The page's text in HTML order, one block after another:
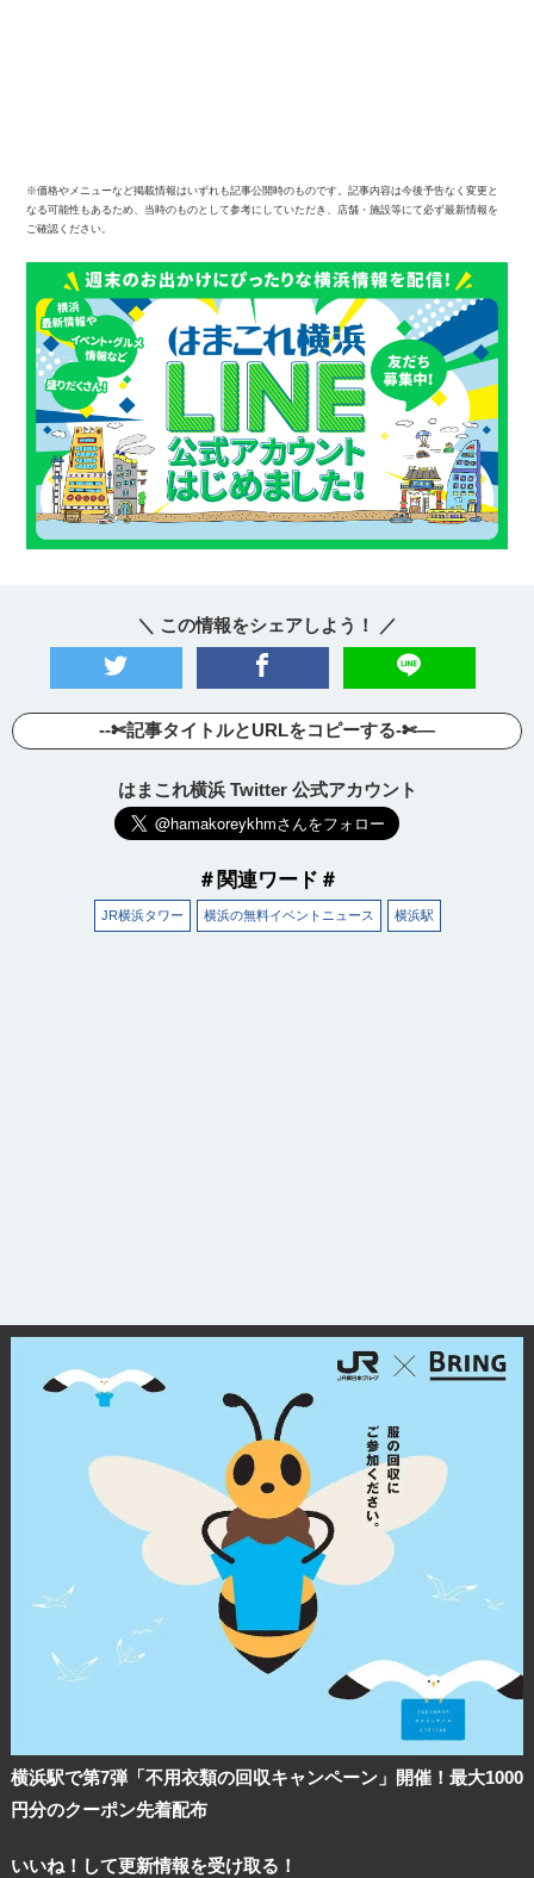
※価格やメニューなど掲載情報はいずれも記事公開時のものです。記事内容は今後予告なく変更と
なる可能性もあるため、当時のものとして参考にしていただき、店舗・施設等にて必ず最新情報を
ご確認ください。
＼ この情報をシェアしよう！ ／
--✄記事タイトルとURLをコピーする-✄—
はまこれ横浜 Twitter 公式アカウント
＃関連ワード＃
JR横浜タワー 横浜の無料イベントニュース 横浜駅
横浜駅で第7弾「不用衣類の回収キャンペーン」開催！最大1000
円分のクーポン先着配布
いいね！して更新情報を受け取る！